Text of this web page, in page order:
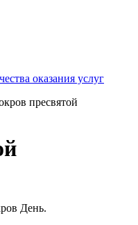
оказания услуг
пресвятой
День.